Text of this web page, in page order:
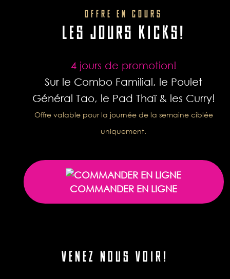
OFFRE EN COURS
LES JOURS KICKS!
4 jours de promotion!
Sur le Combo Familial, le Poulet
Général Tao, le Pad Thaï & les Curry!
Offre valable pour la journée de la semaine ciblée
uniquement.
COMMANDER EN LIGNE
VENEZ NOUS VOIR!